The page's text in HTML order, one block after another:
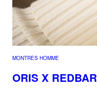
MONTRES HOMME
ORIS X REDBAR